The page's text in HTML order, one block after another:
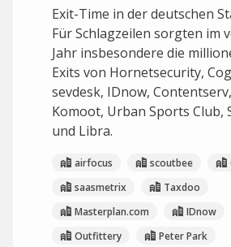
Exit-Time in der deutschen
Für Schlagzeilen sorgten im
Jahr insbesondere die
Exits von Hornetsecurity,
sevdesk, IDnow,
Komoot, Urban Sports Club,
und Libra.
airfocus scoutbee
saasmetrix
Taxdoo
Masterplan.com
IDnow
Outfittery
Peter Park